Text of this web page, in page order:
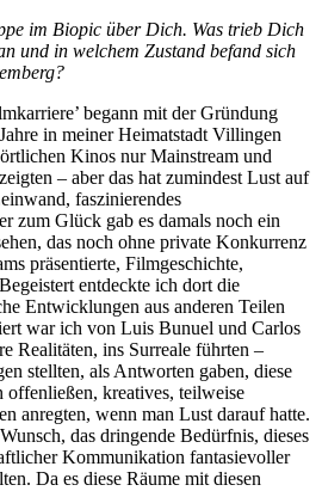
im Biopic über Dich. Was trieb Dich
und in welchem Zustand befand sich
begann mit der Gründung
in meiner Heimatstadt Villingen
Kinos nur Mainstream und
– aber das hat zumindest Lust auf
faszinierendes
zum Glück gab es damals noch ein
das noch ohne private Konkurrenz
präsentierte, Filmgeschichte,
entdeckte ich dort die
Entwicklungen aus anderen Teilen
war ich von Luis Bunuel und Carlos
Realitäten, ins Surreale führten –
stellten, als Antworten gaben, diese
offenließen, kreatives, teilweise
anregten, wenn man Lust darauf hatte.
das dringende Bedürfnis, dieses
Kommunikation fantasievoller
Da es diese Räume mit diesen